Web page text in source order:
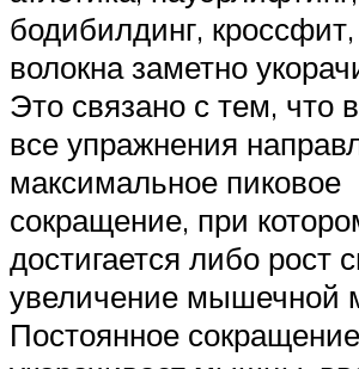
бодибилдинг,
волокна заметно
Это связано с тем, что
все упражнения
максимальное пиковое
сокращение, при
достигается либо рост
увеличение мышечной
Постоянное сокращение